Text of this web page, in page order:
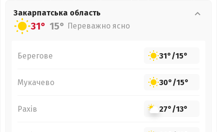
Закарпатська область
31° 15° Переважно ясно
Берегове 31°/15°
Мукачево 30°/15°
Рахів 27°/13°